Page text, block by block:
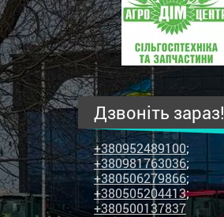
центр"
-
продаж
сільськогосподарської
техніки
та
запчастин
Дзвоніть зараз!
+380952489100;
+380981763036;
+380506279866;
+380505204413;
+380500137837